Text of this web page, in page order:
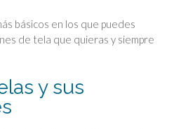
básicos en los que puedes
de tela que quieras y siempre
y sus